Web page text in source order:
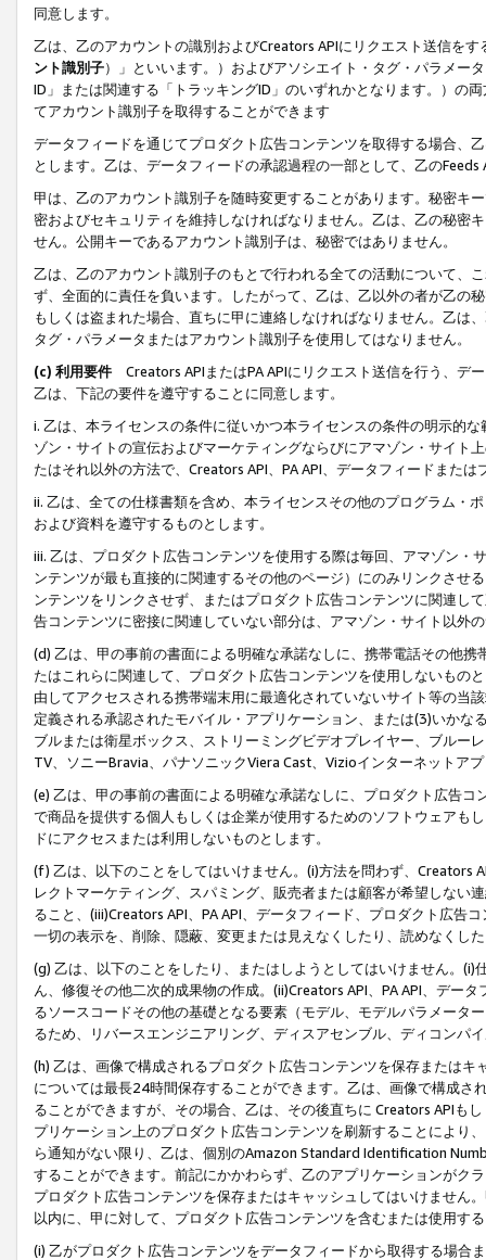
同意します。
乙は、乙のアカウントの識別およびCreators APIにリクエスト送信を
ント識別子）」といいます。）およびアソシエイト・タグ・パラメー
ID」または関連する「トラッキングID」のいずれかとなります。）の
てアカウント識別子を取得することができます
データフィードを通じてプロダクト広告コンテンツを取得する場合、
とします。乙は、データフィードの承認過程の一部として、乙の
甲は、乙のアカウント識別子を随時変更することがあります。秘密キ
密およびセキュリティを維持しなければなりません。乙は、乙の秘密
せん。公開キーであるアカウント識別子は、秘密ではありません。
乙は、乙のアカウント識別子のもとで行われる全ての活動について、
ず、全面的に責任を負います。したがって、乙は、乙以外の者が乙の
もしくは盗まれた場合、直ちに甲に連絡しなければなりません。乙は
タグ・パラメータまたはアカウント識別子を使用してはなりません。
(c) 利用要件 Creators APIまたはPA APIにリクエスト送信を行う、デ
乙は、下記の要件を遵守することに同意します。
i. 乙は、本ライセンスの条件に従いかつ本ライセンスの条件の明示的
ゾン・サイトの宣伝およびマーケティングならびにアマゾン・サイト
たはそれ以外の方法で、Creators API、PA API、データフィードまた
ii. 乙は、全ての仕様書類を含め、本ライセンスその他のプログラム・
および資料を遵守するものとします。
iii. 乙は、プロダクト広告コンテンツを使用する際は毎回、アマゾン
ンテンツが最も直接的に関連するその他のページ）にのみリンクさせ
ンテンツをリンクさせず、またはプロダクト広告コンテンツに関連し
告コンテンツに密接に関連していない部分は、アマゾン・サイト以外
(d) 乙は、甲の事前の書面による明確な承諾なしに、携帯電話その他
たはこれらに関連して、プロダクト広告コンテンツを使用しないもの
由してアクセスされる携帯端末用に最適化されていないサイト等の当
定義される承認されたモバイル・アプリケーション、または(3)いか
ブルまたは衛星ボックス、ストリーミングビデオプレイヤー、ブルー
TV、ソニーBravia、パナソニックViera Cast、Vizioインターネットア
(e) 乙は、甲の事前の書面による明確な承諾なしに、プロダクト広告
で商品を提供する個人もしくは企業が使用するためのソフトウェアも
ドにアクセスまたは利用しないものとします。
(f) 乙は、以下のことをしてはいけません。(i)方法を問わず、Creators
レクトマーケティング、スパミング、販売者または顧客が希望しない
ること、(iii)Creators API、PA API、データフィード、プロダクト広告
一切の表示を、削除、隠蔽、変更または見えなくしたり、読めなくし
(g) 乙は、以下のことをしたり、またはしようとしてはいけません。
ん、修復その他二次的成果物の作成。(ii)Creators API、PA API、デー
るソースコードその他の基礎となる要素（モデル、モデルパラメータ
るため、リバースエンジニアリング、ディスアセンブル、ディコンパ
(h) 乙は、画像で構成されるプロダクト広告コンテンツを保存または
については最長24時間保存することができます。乙は、画像で構成
ることができますが、その場合、乙は、その後直ちに Creators APIも
プリケーション上のプロダクト広告コンテンツを刷新することにより
ら通知がない限り、乙は、個別のAmazon Standard Identification
することができます。前記にかかわらず、乙のアプリケーションがク
プロダクト広告コンテンツを保存またはキャッシュしてはいけません
以内に、甲に対して、プロダクト広告コンテンツを含むまたは使用す
(i) 乙がプロダクト広告コンテンツをデータフィードから取得する場合